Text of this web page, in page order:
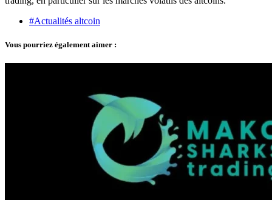
#Actualités altcoin
Vous pourriez également aimer :